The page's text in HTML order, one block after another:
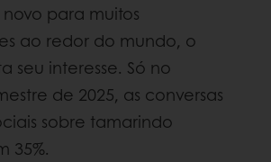
para muitos
ao redor do mundo, o
seu interesse. Só no
de 2025, as conversas
sobre tamarindo
35%.